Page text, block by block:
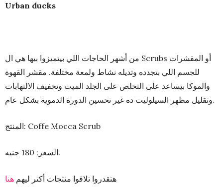
Urban ducks
من أشهر الحاجات اللي بيتميزوا بيها هي ال Scrubs أو المقشرات
للجسم اللي بتجدده وتديله نشاط ولمعة مختلفة. مقشر القهوة
والموكا بيساعد على التخلص على الجلد الميت وتخفيف الالتهابات
وتقليل مظهر السيلوليت ده غير تحسين الدورة الدموية بشكل عام.
المنتج: Coffe Mocca Scrub
السعر: 180 جنيه.
هتقدروا تلاقوا منتجات أكتر ليهم هنا